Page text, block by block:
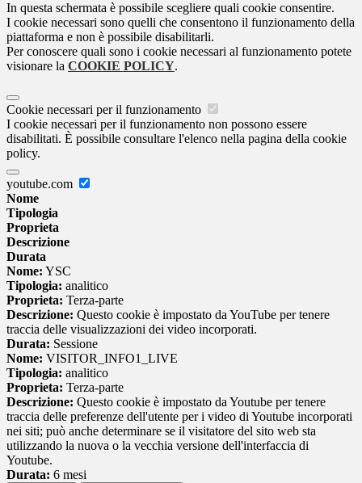
In questa schermata è possibile scegliere quali cookie consentire.
I cookie necessari sono quelli che consentono il funzionamento della
piattaforma e non è possibile disabilitarli.
Per conoscere quali sono i cookie necessari al funzionamento potete
visionare la COOKIE POLICY.
Cookie necessari per il funzionamento
I cookie necessari per il funzionamento non possono essere
disabilitati. È possibile consultare l'elenco nella pagina della cookie
policy.
youtube.com
Nome
Tipologia
Proprieta
Descrizione
Durata
Nome: YSC
Tipologia: analitico
Proprieta: Terza-parte
Descrizione: Questo cookie è impostato da YouTube per tenere
traccia delle visualizzazioni dei video incorporati.
Durata: Sessione
Nome: VISITOR_INFO1_LIVE
Tipologia: analitico
Proprieta: Terza-parte
Descrizione: Questo cookie è impostato da Youtube per tenere
traccia delle preferenze dell'utente per i video di Youtube incorporati
nei siti; può anche determinare se il visitatore del sito web sta
utilizzando la nuova o la vecchia versione dell'interfaccia di
Youtube.
Durata: 6 mesi